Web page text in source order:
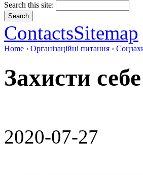
Search this site:
ContactsSitemap
Home › Організаційні питання ›
Захисти
2020-07-27